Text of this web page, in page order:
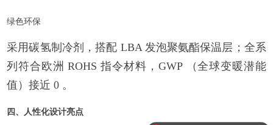
绿色环保
采用碳氢制冷剂，搭配 LBA 发泡聚氨酯保温层；全系
列符合欧洲ROHS指令材料， GWP
（全球变暖潜能
值）接近0 。
四、人性化设计亮点